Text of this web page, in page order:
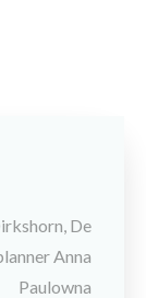
De
Anna
Paulowna